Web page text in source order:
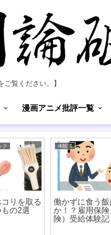
ご覧ください。】
漫画アニメ批評一覧
ク
リを取る
の2選
体験談
働かずに食う
か！？雇用保
険）受給体験記